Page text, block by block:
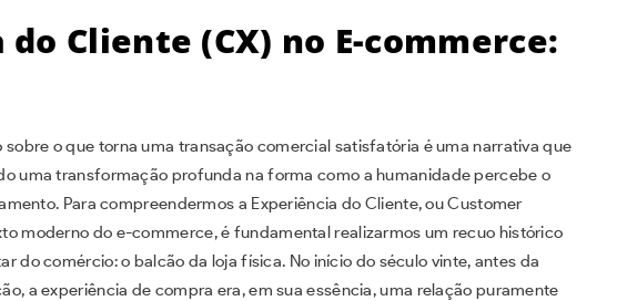
Cliente (CX) no E-commerce:
o que torna uma transação comercial satisfatória é uma narrativa que
uma transformação profunda na forma como a humanidade percebe o
Para compreendermos a Experiência do Cliente, ou Customer
moderno do e-commerce, é fundamental realizarmos um recuo histórico
do comércio: o balcão da loja física. No início do século vinte, antes da
a experiência de compra era, em sua essência, uma relação puramente